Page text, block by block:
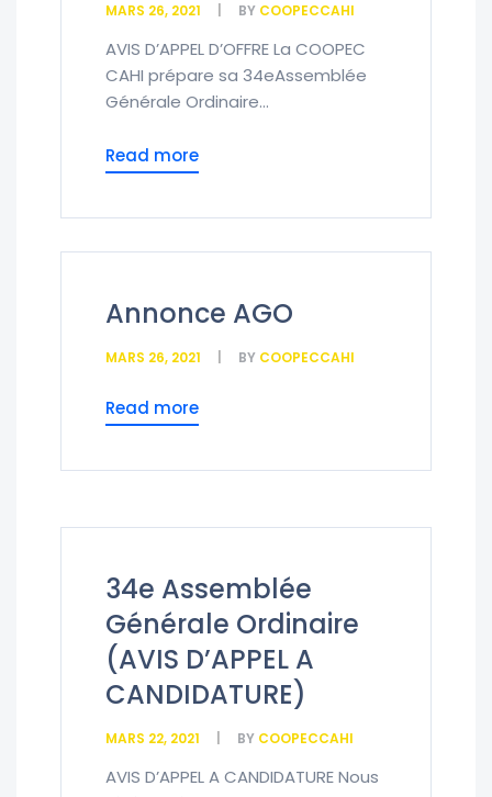
MARS 26, 2021 BY COOPECCAHI
AVIS D’APPEL D’OFFRE La COOPEC
CAHI prépare sa 34eAssemblée
Générale Ordinaire...
Read more
Annonce AGO
MARS 26, 2021 BY COOPECCAHI
Read more
34e Assemblée
Générale Ordinaire
(AVIS D’APPEL A
CANDIDATURE)
MARS 22, 2021 BY COOPECCAHI
AVIS D’APPEL A CANDIDATURE Nous